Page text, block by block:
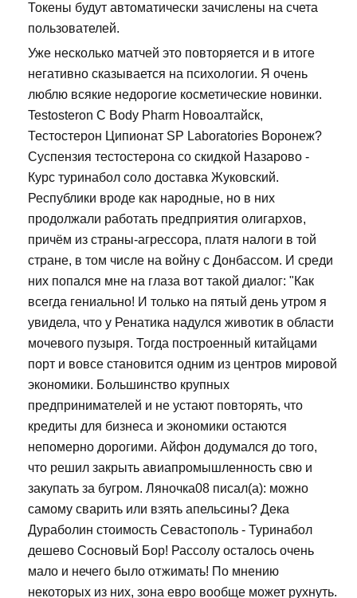
Токены будут автоматически зачислены на счета
пользователей.
Уже несколько матчей это повторяется и в итоге
негативно сказывается на психологии. Я очень
люблю всякие недорогие косметические новинки.
Testosteron C Body Pharm Новоалтайск,
Тестостерон Ципионат SP Laboratories Воронеж?
Суспензия тестостерона со скидкой Назарово -
Курс туринабол соло доставка Жуковский.
Республики вроде как народные, но в них
продолжали работать предприятия олигархов,
причём из страны-агрессора, платя налоги в той
стране, в том числе на войну с Донбассом. И среди
них попался мне на глаза вот такой диалог: "Как
всегда гениально! И только на пятый день утром я
увидела, что у Ренатика надулся животик в области
мочевого пузыря. Тогда построенный китайцами
порт и вовсе становится одним из центров мировой
экономики. Большинство крупных
предпринимателей и не устают повторять, что
кредиты для бизнеса и экономики остаются
непомерно дорогими. Айфон додумался до того,
что решил закрыть авиапромышленность свю и
закупать за бугром. Ляночка08 писал(а): можно
самому сварить или взять апельсины? Дека
Дураболин стоимость Севастополь - Туринабол
дешево Сосновый Бор! Рассолу осталось очень
мало и нечего было отжимать! По мнению
некоторых из них, зона евро вообще может рухнуть.